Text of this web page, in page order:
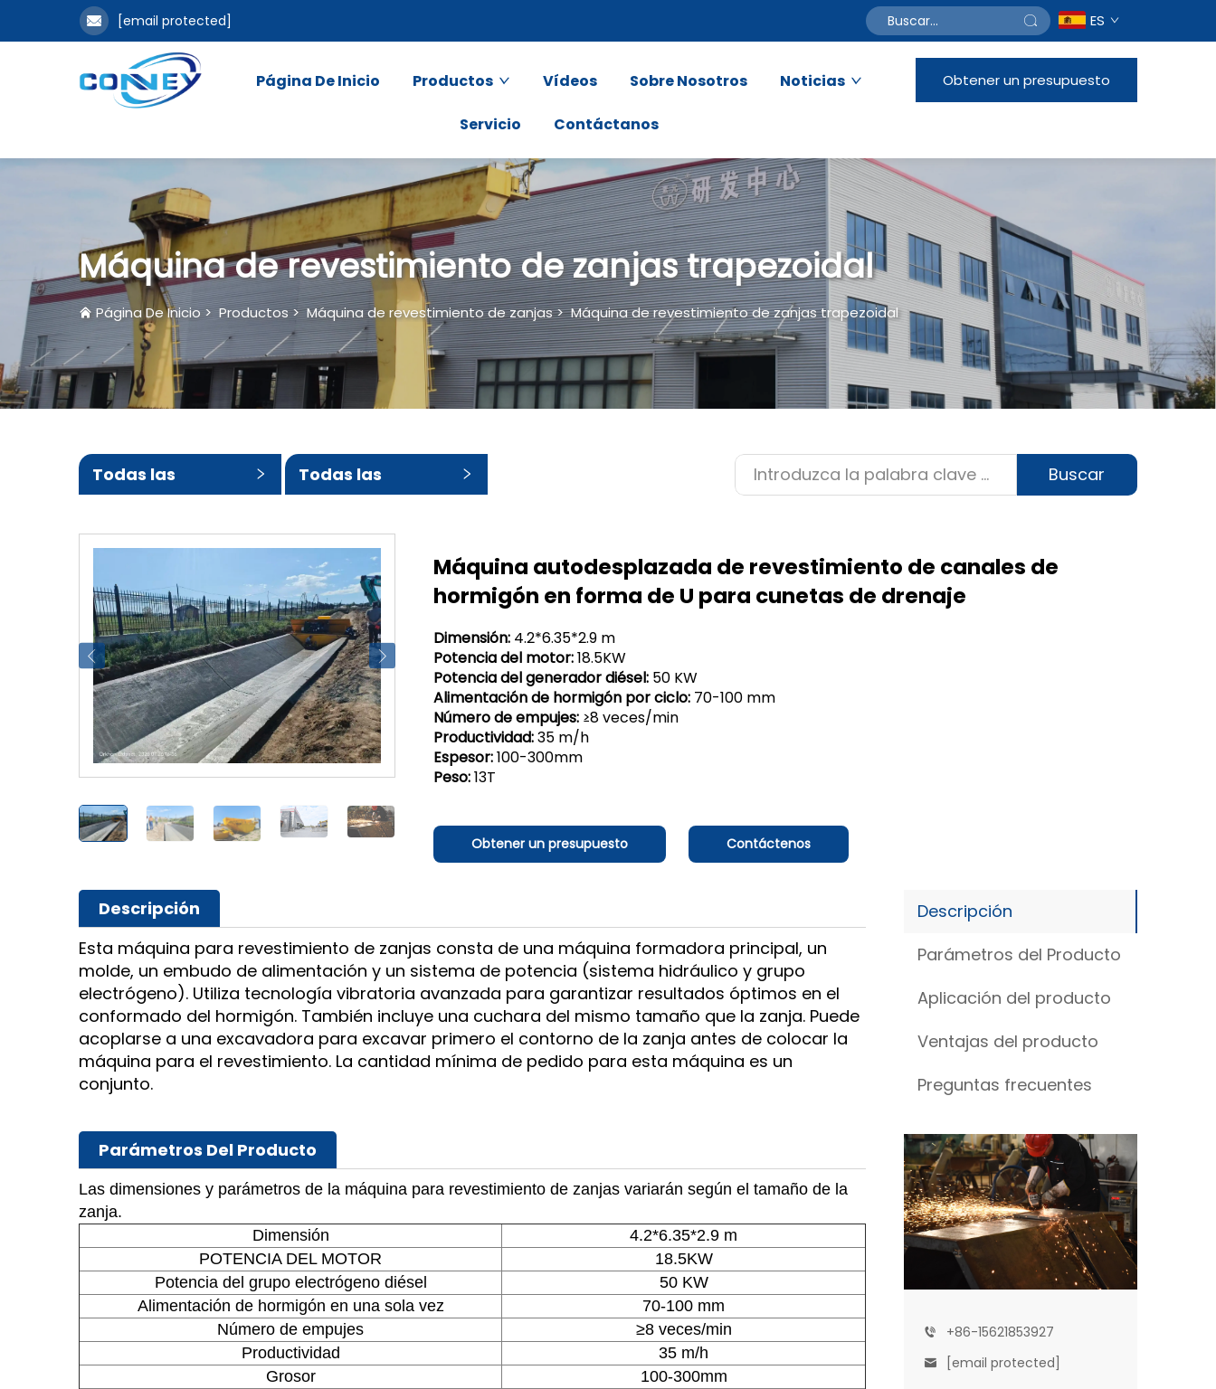
[email protected] ES
Página De Inicio Productos Vídeos Sobre Nosotros Noticias
Servicio Contáctanos
Obtener un presupuesto
Máquina de revestimiento de zanjas trapezoidal
Página De Inicio>Productos>Máquina de revestimiento de zanjas>Máquina de revestimiento de zanjas trapezoidal
Todas las
Todas las
Buscar
Máquina autodesplazada de revestimiento de canales de
hormigón en forma de U para cunetas de drenaje
Dimensión: 4.2*6.35*2.9 m
Potencia del motor:18.5KW
Potencia del generador diésel: 50 KW
Alimentación de hormigón por ciclo: 70-100 mm
Número de empujes: ≥8 veces/min
Productividad:35 m/h
Espesor:100-300mm
Peso:13T
Obtener un presupuesto Contáctenos
Descripción
Parámetros del Producto
Aplicación del producto
Ventajas del producto
Preguntas frecuentes
+86-15621853927
[email protected]
Descripción
Esta máquina para revestimiento de zanjas consta de una máquina formadora principal, un
molde, un embudo de alimentación y un sistema de potencia (sistema hidráulico y grupo
electrógeno). Utiliza tecnología vibratoria avanzada para garantizar resultados óptimos en el
conformado del hormigón. También incluye una cuchara del mismo tamaño que la zanja. Puede
acoplarse a una excavadora para excavar primero el contorno de la zanja antes de colocar la
máquina para el revestimiento. La cantidad mínima de pedido para esta máquina es un
conjunto.
Parámetros Del Producto
Las dimensiones y parámetros de la máquina para revestimiento de zanjas variarán según el tamaño de la
zanja.
Dimensión
4.2*6.35*2.9 m
POTENCIA DEL MOTOR
18.5KW
Potencia del grupo electrógeno diésel
50 KW
Alimentación de hormigón en una sola vez
70-100 mm
Número de empujes
≥8 veces/min
Productividad
35 m/h
Grosor
100-300mm